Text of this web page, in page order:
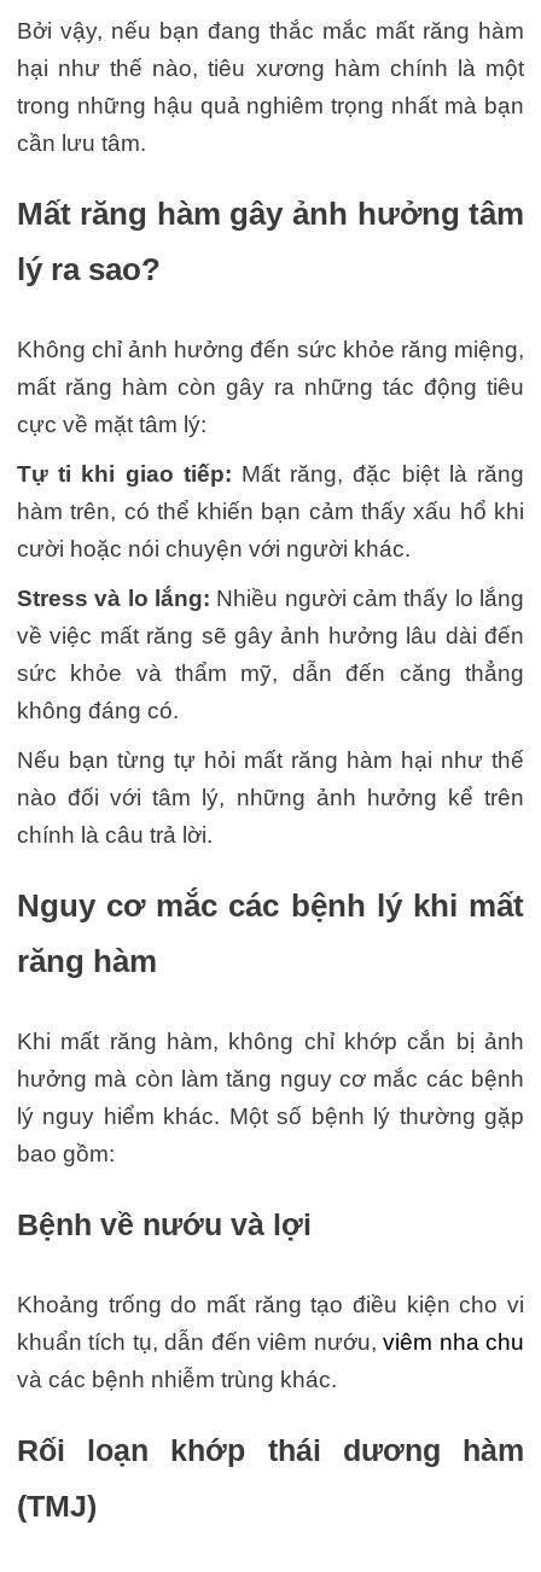
Bởi vậy, nếu bạn đang thắc mắc mất răng hàm
hại như thế nào, tiêu xương hàm chính là một
trong những hậu quả nghiêm trọng nhất mà bạn
cần lưu tâm.
Mất răng hàm gây ảnh hưởng tâm
lý ra sao?
Không chỉ ảnh hưởng đến sức khỏe răng miệng,
mất răng hàm còn gây ra những tác động tiêu
cực về mặt tâm lý:
Tự ti khi giao tiếp: Mất răng, đặc biệt là răng
hàm trên, có thể khiến bạn cảm thấy xấu hổ khi
cười hoặc nói chuyện với người khác.
Stress và lo lắng: Nhiều người cảm thấy lo lắng
về việc mất răng sẽ gây ảnh hưởng lâu dài đến
sức khỏe và thẩm mỹ, dẫn đến căng thẳng
không đáng có.
Nếu bạn từng tự hỏi mất răng hàm hại như thế
nào đối với tâm lý, những ảnh hưởng kể trên
chính là câu trả lời.
Nguy cơ mắc các bệnh lý khi mất
răng hàm
Khi mất răng hàm, không chỉ khớp cắn bị ảnh
hưởng mà còn làm tăng nguy cơ mắc các bệnh
lý nguy hiểm khác. Một số bệnh lý thường gặp
bao gồm:
Bệnh về nướu và lợi
Khoảng trống do mất răng tạo điều kiện cho vi
khuẩn tích tụ, dẫn đến viêm nướu,viêm nha chu
và các bệnh nhiễm trùng khác.
Rối loạn khớp thái dương hàm
(TMJ)